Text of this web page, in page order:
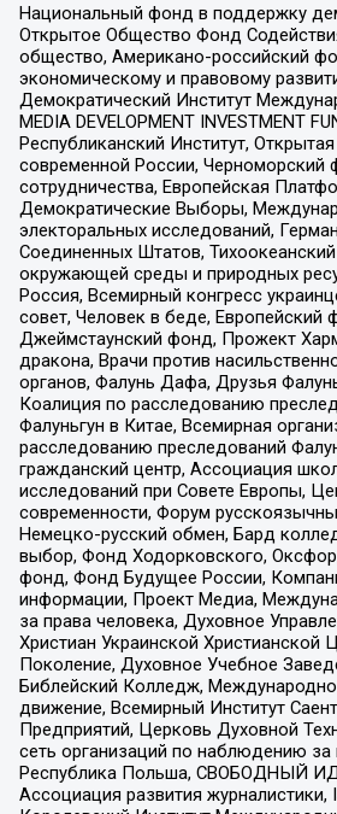
Национальный фонд в поддержку
Открытое Общество Фонд
общество, Американо-российский
экономическому и правовому
Демократический Институт
MEDIA DEVELOPMENT INVESTMENT
Республиканский Институт,
современной России, Черноморский
сотрудничества, Европейская
Демократические Выборы,
электоральных исследований,
Соединенных Штатов,
окружающей среды и природных
Россия, Всемирный конгресс
совет, Человек в беде,
Джеймстаунский фонд, Прожект
дракона, Врачи против
органов, Фалунь Дафа, Друзья
Коалиция по расследованию
Фалуньгун в Китае, Всемирная
расследованию преследований
гражданский центр, Ассоциация
исследований при Совете Европы,
современности, Форум
Немецко-русский обмен, Бард
выбор, Фонд Ходорковского,
фонд, Фонд Будущее России,
информации, Проект Медиа,
за права человека, Духовное
Христиан Украинской Христианской
Поколение, Духовное Учебное
Библейский Колледж,
движение, Всемирный Институт
Предприятий, Церковь Духовной
сеть организаций по наблюдению
Республика Польша, СВОБОДНЫЙ
Ассоциация развития журналистики,